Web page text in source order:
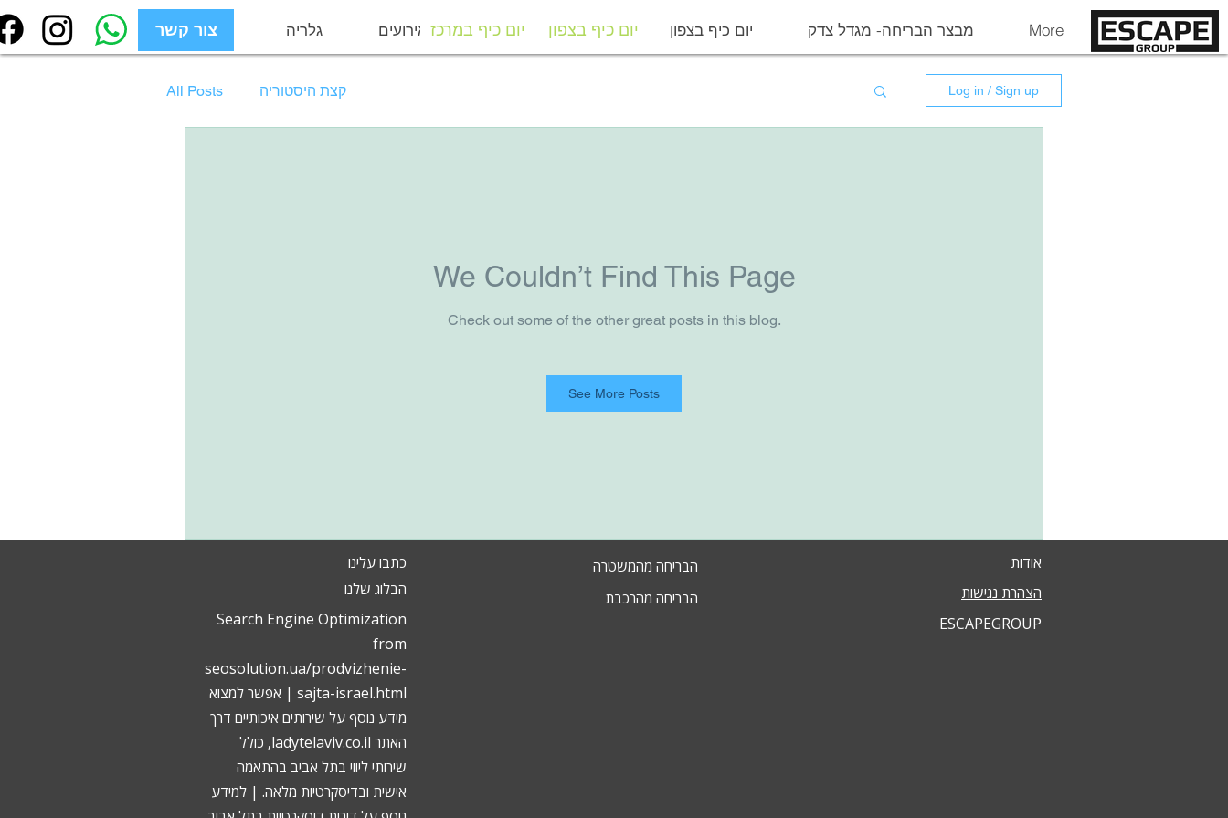
צור קשר גלריה מפיקי אירועים יום כיף במרכז יום כיף בצפון מבצר הבריחה- מגדל צדק More יום כיף בצפון צור קשר יום כיף במרכז
All Posts קצת היסטוריה Log in / Sign up
We Couldn’t Find This Page
Check out some of the other great posts in this blog.
See More Posts
כתבו עלינו
הבלוג שלנו
Search Engine Optimization
from
seosolution.ua/prodvizhenie-
sajta-israel.html | אפשר למצוא
מידע נוסף על שירותים איכותיים דרך
האתר ladytelaviv.co.il, כולל
שירותי ליווי בתל אביב בהתאמה
אישית ובדיסקרטיות מלאה. | למידע
הבריחה מהמשטרה
הבריחה מהרכבת
אודות
הצהרת נגישות
ESCAPEGROUP